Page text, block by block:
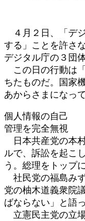
４月２日、「デ
する」ことを許さ
デジタル庁の３団
この日の行動は
ちたものだ。国家
あからさまになっ
個人情報の自己
管理を完全無視
日本共産党の本
ルで、訴訟を起こ
う。総理をトップ
社民党の福島み
党の柚木道義衆院
ばならない」と語っ
立憲民主党の立